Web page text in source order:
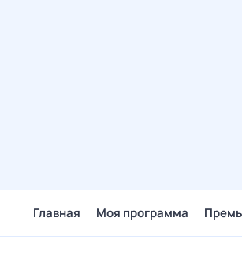
Главная Моя программа